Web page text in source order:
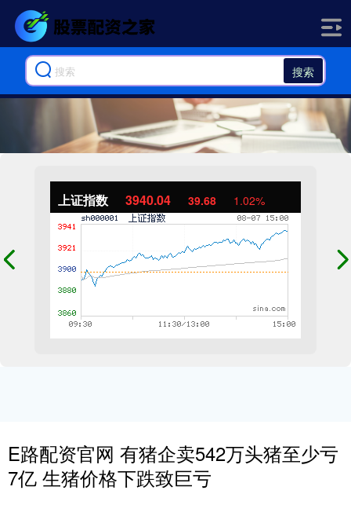
搜索
上证指数 3940.04 39.68 1.02%
E路配资官网 有猪企卖542万头猪至少亏
7亿 生猪价格下跌致巨亏